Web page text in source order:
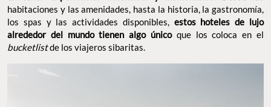
en tenerexperiencias auténticas y memorables. Desde las
habitaciones y las amenidades, hasta la historia, la gastronomía,
los spas y las actividades disponibles,estos hoteles de lujo
alrededor del mundo tienen algo único